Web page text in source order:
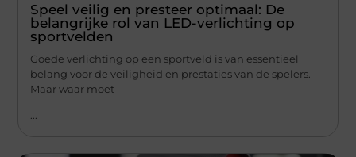
Speel veilig en presteer optimaal: De
belangrijke rol van LED-verlichting op
sportvelden
Goede verlichting op een sportveld is van essentieel
belang voor de veiligheid en prestaties van de spelers.
Maar waar moet